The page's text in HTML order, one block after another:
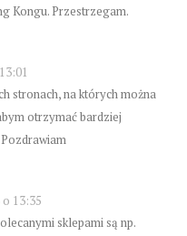
Kongu. Przestrzegam.
stronach, na których można
otrzymać bardziej
13:35
sklepami są np.